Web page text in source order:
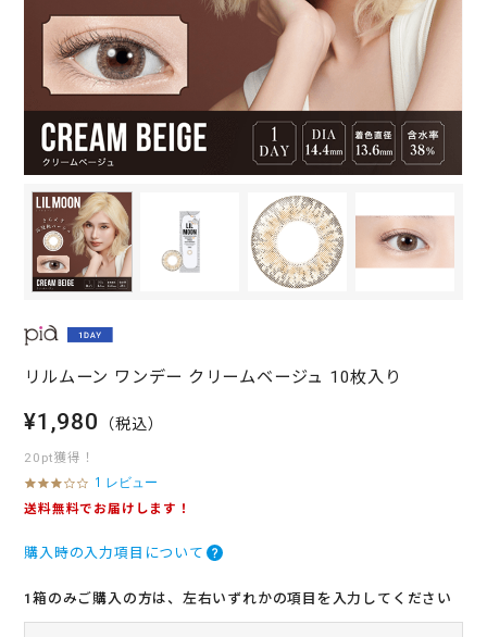
リルムーン ワンデー クリームベージュ 10枚入り
¥1,980 （税込）
20pt獲得！
3
.
t
r
1 レビュー
送料無料でお届けします！
購入時の入力項目について
1箱のみご購入の方は、左右いずれかの項目を入力してください